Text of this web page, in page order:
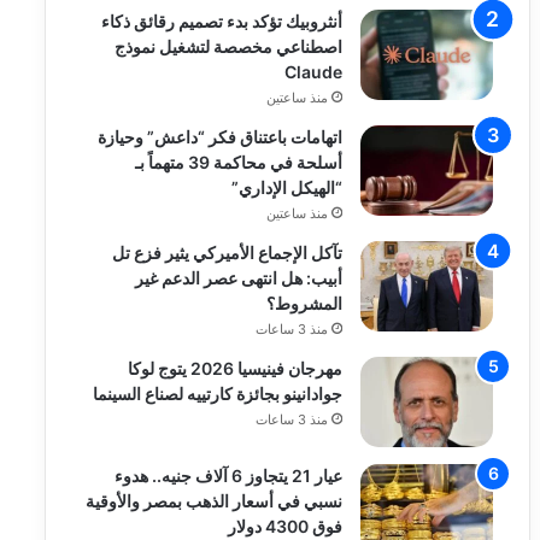
أنثروبيك تؤكد بدء تصميم رقائق ذكاء
اصطناعي مخصصة لتشغيل نموذج
Claude
منذ ساعتين
اتهامات باعتناق فكر “داعش” وحيازة
أسلحة في محاكمة 39 متهماً بـ
“الهيكل الإداري”
منذ ساعتين
تآكل الإجماع الأميركي يثير فزع تل
أبيب: هل انتهى عصر الدعم غير
المشروط؟
منذ 3 ساعات
مهرجان فينيسيا 2026 يتوج لوكا
جوادانينو بجائزة كارتييه لصناع السينما
منذ 3 ساعات
عيار 21 يتجاوز 6 آلاف جنيه.. هدوء
نسبي في أسعار الذهب بمصر والأوقية
فوق 4300 دولار